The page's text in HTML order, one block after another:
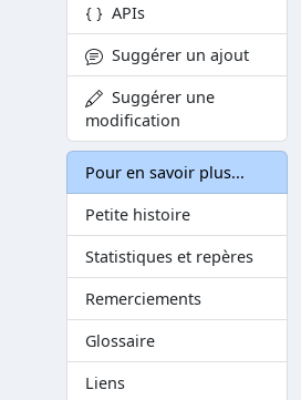
APIs
Suggérer un ajout
Suggérer une
modification
Pour en savoir plus...
Petite histoire
Statistiques et repères
Remerciements
Glossaire
Liens